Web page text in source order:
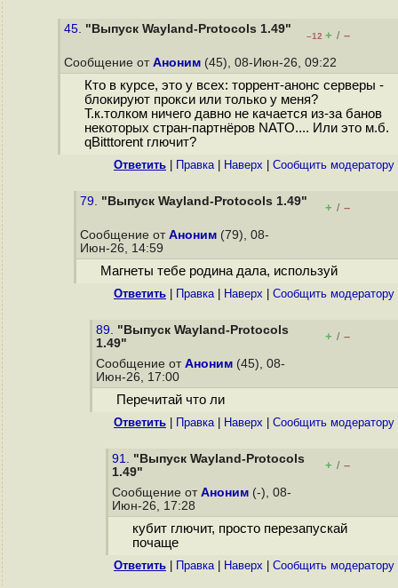
45. "Выпуск Wayland-Protocols 1.49"
–12 + / –
Сообщение от Аноним (45), 08-Июн-26, 09:22
Кто в курсе, это у всех: торрент-анонс серверы -
блокируют прокси или только у меня?
Т.к.толком ничего давно не качается из-за банов
некоторых стран-партнёров NATO.... Или это м.б.
qBitttorent глючит?
Ответить Правка| Наверх Cообщить модератору
79. "Выпуск Wayland-Protocols 1.49" + / –
Сообщение от Аноним (79), 08-
Июн-26, 14:59
Магнеты тебе родина дала, используй
Ответить Правка| Наверх Cообщить модератору
89. "Выпуск Wayland-Protocols
1.49"
+ / –
Сообщение от Аноним (45), 08-
Июн-26, 17:00
Перечитай что ли
Ответить Правка| Наверх Cообщить модератору
91. "Выпуск Wayland-Protocols
1.49"
+ / –
Сообщение от Аноним (-), 08-
Июн-26, 17:28
кубит глючит, просто перезапускай
почаще
Ответить Правка| Наверх Cообщить модератору